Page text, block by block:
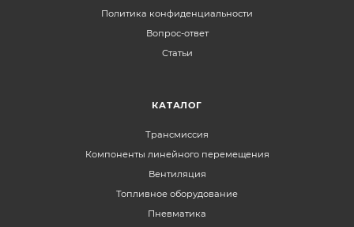
Политика конфиденциальности
Вопрос-ответ
Статьи
КАТАЛОГ
Трансмиссия
Компоненты линейного перемещения
Вентиляция
Топливное оборудование
Пневматика